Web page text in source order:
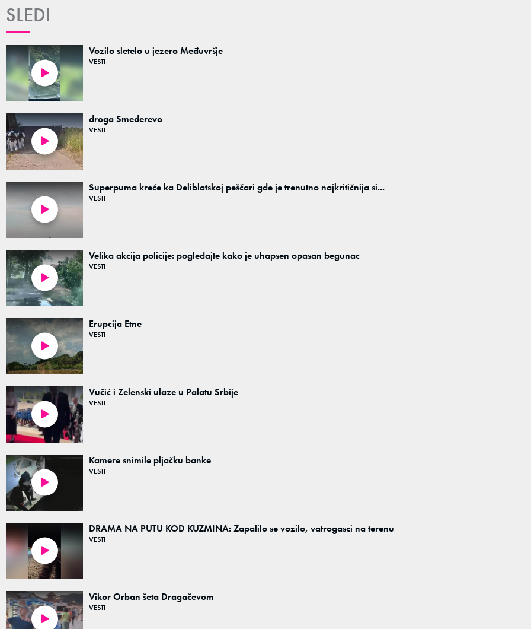
SLEDI
Vozilo sletelo u jezero Međuvršje
VESTI
droga Smederevo
VESTI
Superpuma kreće ka Deliblatskoj peščari gde je trenutno najkritičnija si...
VESTI
Velika akcija policije: pogledajte kako je uhapsen opasan begunac
VESTI
Erupcija Etne
VESTI
Vučić i Zelenski ulaze u Palatu Srbije
VESTI
Kamere snimile pljačku banke
VESTI
DRAMA NA PUTU KOD KUZMINA: Zapalilo se vozilo, vatrogasci na terenu
VESTI
Vikor Orban šeta Dragačevom
VESTI